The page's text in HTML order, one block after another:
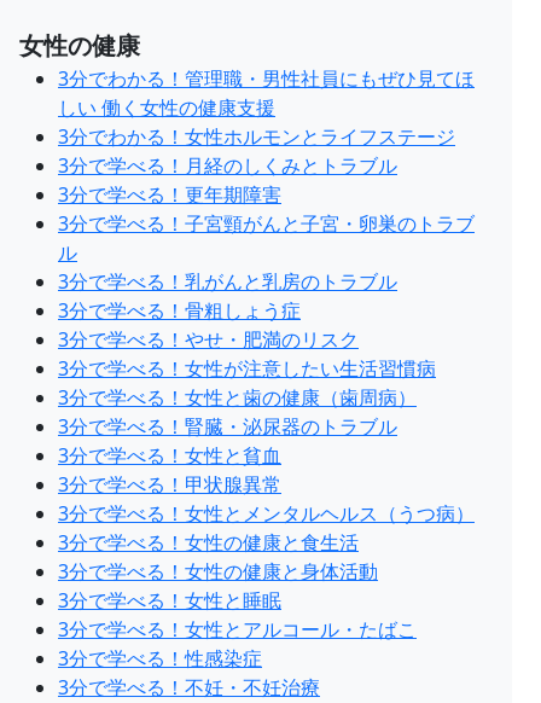
女性の健康
3分でわかる！管理職・男性社員にもぜひ見てほ
しい 働く女性の健康支援
3分でわかる！女性ホルモンとライフステージ
3分で学べる！月経のしくみとトラブル
3分で学べる！更年期障害
3分で学べる！子宮頸がんと子宮・卵巣のトラブ
ル
3分で学べる！乳がんと乳房のトラブル
3分で学べる！骨粗しょう症
3分で学べる！やせ・肥満のリスク
3分で学べる！女性が注意したい生活習慣病
3分で学べる！女性と歯の健康（歯周病）
3分で学べる！腎臓・泌尿器のトラブル
3分で学べる！女性と貧血
3分で学べる！甲状腺異常
3分で学べる！女性とメンタルヘルス（うつ病）
3分で学べる！女性の健康と食生活
3分で学べる！女性の健康と身体活動
3分で学べる！女性と睡眠
3分で学べる！女性とアルコール・たばこ
3分で学べる！性感染症
3分で学べる！不妊・不妊治療